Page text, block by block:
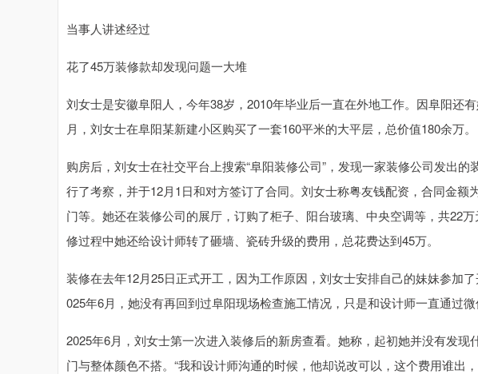
当事人讲述经过
花了45万装修款却发现问题一大堆
刘女士是安徽阜阳人，今年38岁，2010年毕业后一直在外地工作。因阜阳还
月，刘女士在阜阳某新建小区购买了一套160平米的大平层，总价值180余万。
购房后，刘女士在社交平台上搜索“阜阳装修公司”，发现一家装修公司发出
行了考察，并于12月1日和对方签订了合同。刘女士称粤友钱配资，合同金额
门等。她还在装修公司的展厅，订购了柜子、阳台玻璃、中央空调等，共22
修过程中她还给设计师转了砸墙、瓷砖升级的费用，总花费达到45万。
装修在去年12月25日正式开工，因为工作原因，刘女士安排自己的妹妹参加
025年6月，她没有再回到过阜阳现场检查施工情况，只是和设计师一直通过微
2025年6月，刘女士第一次进入装修后的新房查看。她称，起初她并没有发现
门与整体颜色不搭。“我和设计师沟通的时候，他却说改可以，这个费用谁出